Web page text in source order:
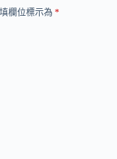
欄位標示為 *